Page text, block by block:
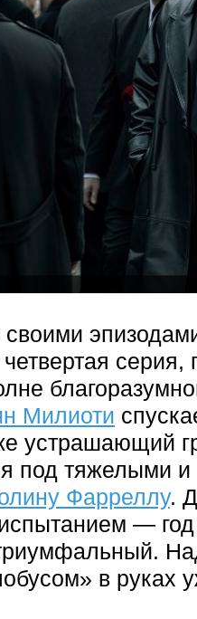
четвертая
Милиоти
устрашающий
под тяжелыми
Фарреллу.
—
в руках